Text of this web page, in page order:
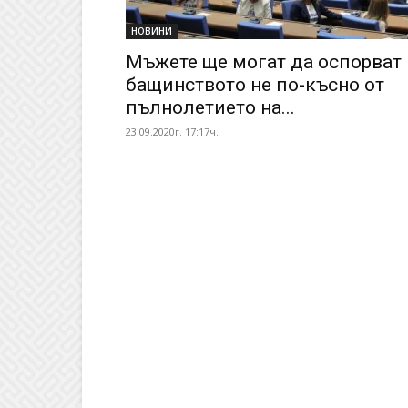
НОВИНИ
Мъжете ще могат да оспорват
бащинството не по-късно от
пълнолетието на...
23.09.2020г. 17:17ч.